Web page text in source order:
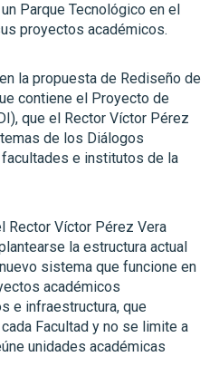
Parque Tecnológico en el
proyectos académicos.
la propuesta de Rediseño de
contiene el Proyecto de
que el Rector Víctor Pérez
de los Diálogos
e institutos de la
Rector Víctor Pérez Vera
la estructura actual
sistema que funcione en
académicos
e infraestructura, que
Facultad y no se limite a
unidades académicas